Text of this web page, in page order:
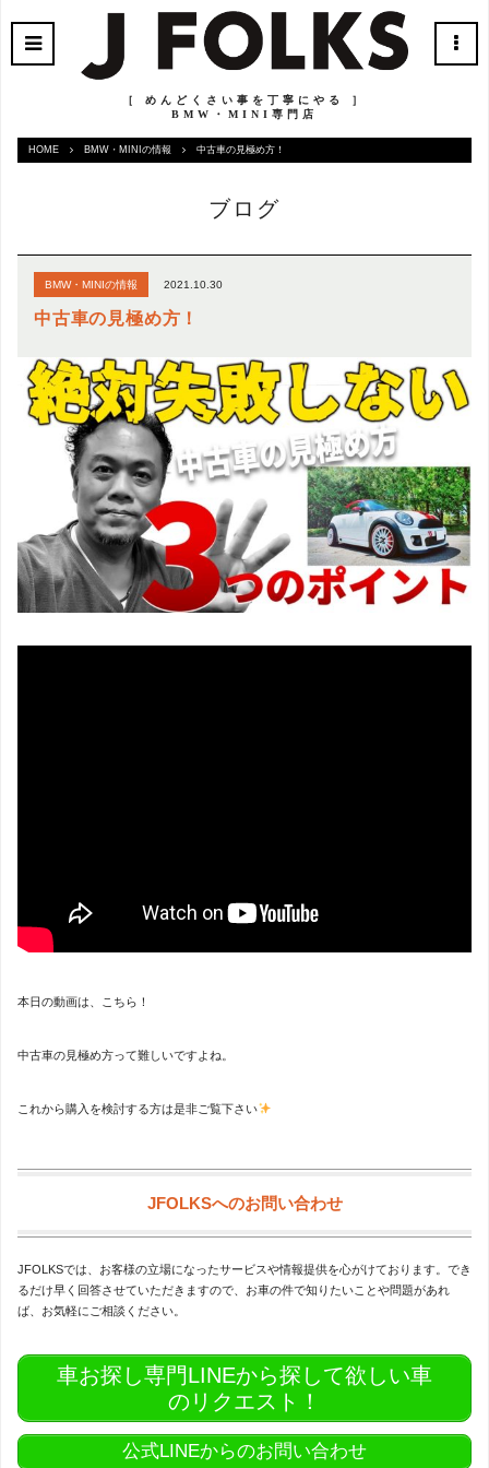
［ めんどくさい事を丁寧にやる ］
BMW・MINI専門店
HOME BMW・MINIの情報 中古車の見極め方！
ブログ
BMW・MINIの情報 2021.10.30
中古車の見極め方！
本日の動画は、こちら！
中古車の見極め方って難しいですよね。
これから購入を検討する方は是非ご覧下さい
JFOLKSへのお問い合わせ
JFOLKSでは、お客様の立場になったサービスや情報提供を心がけております。でき
るだけ早く回答させていただきますので、お車の件で知りたいことや問題があれ
ば、お気軽にご相談ください。
車お探し専門LINEから探して欲しい車
のリクエスト！
公式LINEからのお問い合わせ